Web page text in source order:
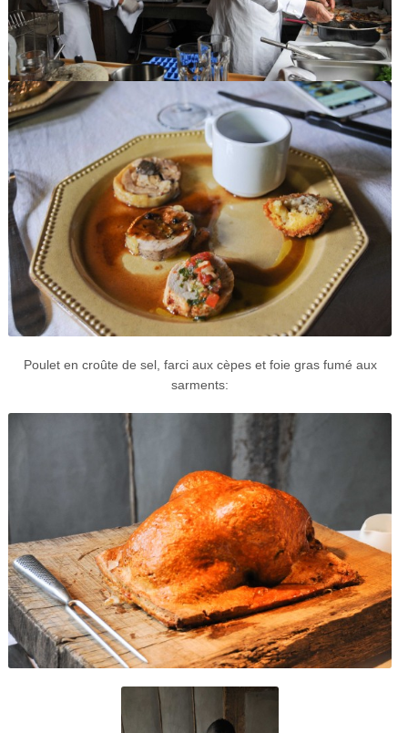
Poulet en croûte de sel, farci aux cèpes et foie gras fumé aux
sarments: